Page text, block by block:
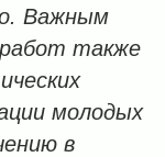
Важным
также
молодых
в